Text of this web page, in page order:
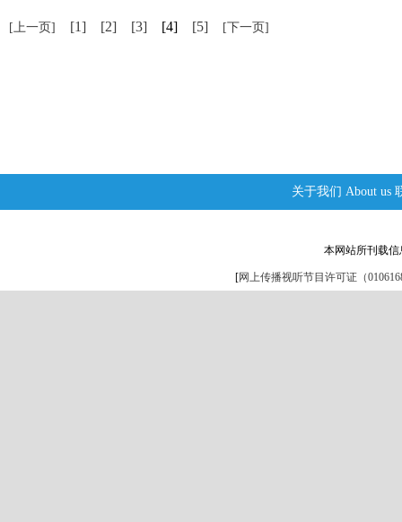
[上一页] [1] [2] [3] [4] [5] [下一页]
关于我们 About us
本网站所刊载
[网上传播视听节目许可证（